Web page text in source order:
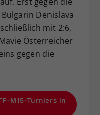
Denislava
mit 2:6,
Österreicher
gegen die
M15-Turniers in